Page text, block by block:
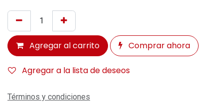
Agregar al carrito Comprar ahora
Agregar a la lista de deseos
Términos y condiciones